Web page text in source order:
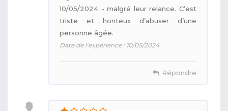
10/05/2024 - malgré leur relance. C’est
triste et honteux d’abuser d’une
personne âgée.
Date de l'expérience : 10/05/2024
Répondre